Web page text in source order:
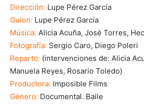
Dirección: Lupe Pérez García
Guion: Lupe Pérez García
Música: Alicia Acuña, José Torres,
Fotografía: Sergio Caro, Diego Poleri
Reparto: (intervenciones de: Alicia
Manuela Reyes, Rosario Toledo)
Productora: Imposible Films
Género: Documental. Baile